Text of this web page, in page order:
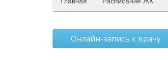
Онлайн-запись к врачу